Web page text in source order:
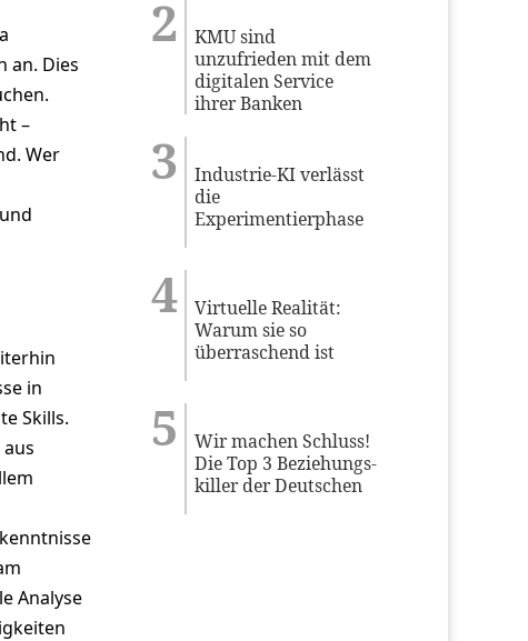
an. Dies
–
Wer
in
Skills.
Analyse
KMU sind
unzufrieden mit dem
digitalen Service
ihrer Banken
Industrie-KI verlässt
die
Experimentierphase
Virtuelle Realität:
Warum sie so
überraschend ist
Wir machen Schluss!
Die Top 3 Beziehungs-
killer der Deutschen